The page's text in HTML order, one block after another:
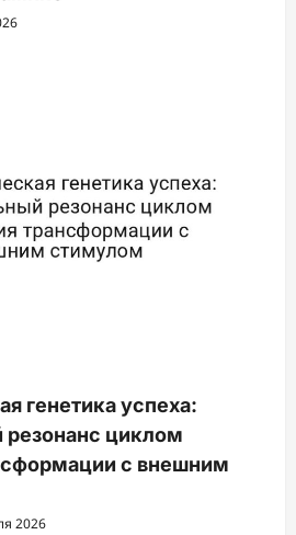
генетика успеха:
циклом
с внешним
2026